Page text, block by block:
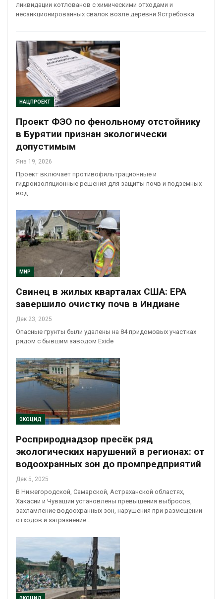
ликвидации котлованов с химическими отходами и
несанкционированных свалок возле деревни Ястребовка
НАЦПРОЕКТ
Проект ФЭО по фенольному отстойнику
в Бурятии признан экологически
допустимым
Янв 19, 2026
Проект включает противофильтрационные и
гидроизоляционные решения для защиты почв и подземных
вод
МИР
Свинец в жилых кварталах США: EPA
завершило очистку почв в Индиане
Дек 23, 2025
Опасные грунты были удалены на 84 придомовых участках
рядом с бывшим заводом Exide
ЭКОЦИД
Росприроднадзор пресёк ряд
экологических нарушений в регионах: от
водоохранных зон до промпредприятий
Дек 5, 2025
В Нижегородской, Самарской, Астраханской областях,
Хакасии и Чувашии установлены превышения выбросов,
захламление водоохранных зон, нарушения при размещении
отходов и загрязнение…